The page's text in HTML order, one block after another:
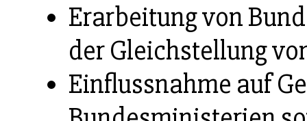
Erarbeitung von
der Gleichstellung
Einflussnahme auf